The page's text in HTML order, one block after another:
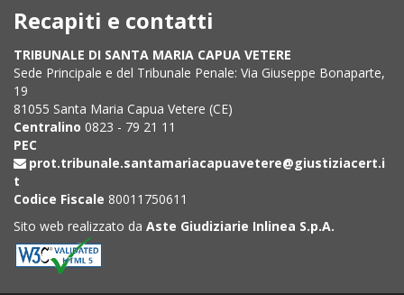
Recapiti e contatti
TRIBUNALE DI SANTA MARIA CAPUA VETERE
Sede Principale e del Tribunale Penale: Via Giuseppe Bonaparte,
19
81055 Santa Maria Capua Vetere (CE)
Centralino 0823 - 79 21 11
PEC
prot.tribunale.santamariacapuavetere@giustiziacert.i
t
Codice Fiscale 80011750611
Sito web realizzato da Aste Giudiziarie Inlinea S.p.A.